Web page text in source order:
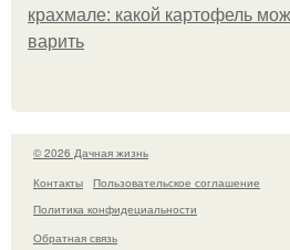
крахмале: какой картофель
варить
© 2026 Дачная жизнь
Контакты
Пользовательское соглашение
Политика конфидециальности
Обратная связь